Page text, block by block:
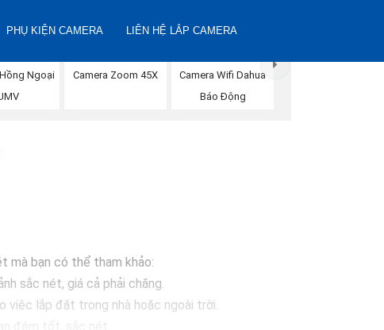
PHỤ KIỆN CAMERA LIÊN HỆ LẮP CAMERA
Ngoại
Camera Zoom 45X
Camera Wifi Dahua
Báo Động
mà bạn có thể tham khảo:
sắc nét, giá cả phải chăng.
việc lắp đặt trong nhà hoặc ngoài trời.